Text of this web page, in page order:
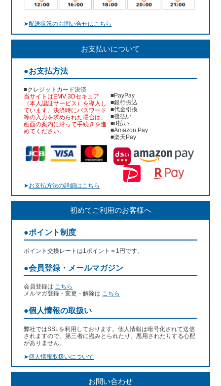
➤配送状況のお問い合せはこちら
お支払いについて
●お支払方法
■クレジットカード決済
当サイトはEMV 3Dセキュア
（本人認証サービス）を導入し
ています。決済時にパスワード
等の入力を求められた場合は、
画面の案内に沿って手続きを進
めてください。
■PayPay
■銀行振込
■代金引換
■後払い
■d払い
■Amazon Pay
■楽天Pay
➤お支払方法の詳細はこちら
初めてご利用のお客様へ
●ポイント制度
ポイント交換レートは1ポイント＝1円です。
●会員登録・メールマガジン
会員登録は こちら
メルマガ登録・変更・解除は こちら
●個人情報の取扱い
弊社ではSSLを利用しております。個人情報は暗号化されて送信
されますので、第三者に盗みとられたり、悪用されたりする心配
がありません。
➤個人情報取扱いについて
お問い合わせ